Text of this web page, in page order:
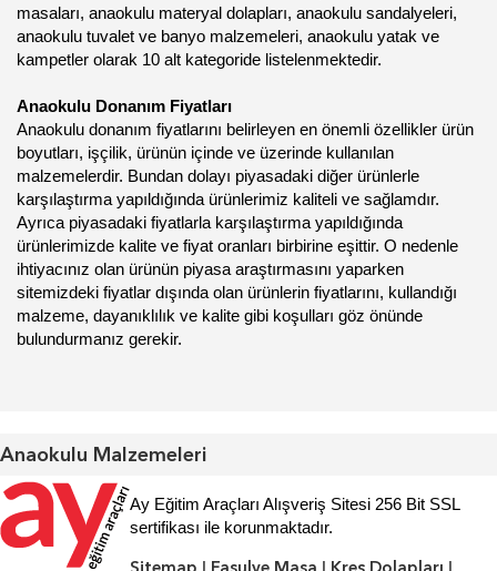
masaları, anaokulu materyal dolapları, anaokulu sandalyeleri,
anaokulu tuvalet ve banyo malzemeleri, anaokulu yatak ve
kampetler olarak 10 alt kategoride listelenmektedir.
Anaokulu Donanım Fiyatları
Anaokulu donanım fiyatlarını belirleyen en önemli özellikler ürün
boyutları, işçilik, ürünün içinde ve üzerinde kullanılan
malzemelerdir. Bundan dolayı piyasadaki diğer ürünlerle
karşılaştırma yapıldığında ürünlerimiz kaliteli ve sağlamdır.
Ayrıca piyasadaki fiyatlarla karşılaştırma yapıldığında
ürünlerimizde kalite ve fiyat oranları birbirine eşittir. O nedenle
ihtiyacınız olan ürünün piyasa araştırmasını yaparken
sitemizdeki fiyatlar dışında olan ürünlerin fiyatlarını, kullandığı
malzeme, dayanıklılık ve kalite gibi koşulları göz önünde
bulundurmanız gerekir.
Anaokulu Malzemeleri
Ay Eğitim Araçları Alışveriş Sitesi 256 Bit SSL
sertifikası ile korunmaktadır.
| | |